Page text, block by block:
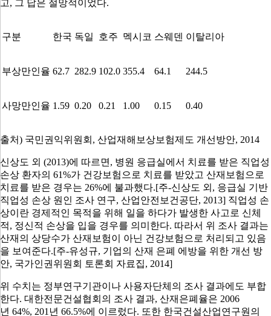
고, 그 답은 절망적이었다.
구분 한국 독일 호주 멕시코 스웨덴 이탈리아
부상만인율 62.7 282.9 102.0 355.4 64.1 244.5
사망만인율 1.59 0.20 0.21 1.00 0.15 0.40
출처) 국민권익위원회 , 산업재해보상보험제도 개선방안, 2014
신상도 외 (2013)에 따르면 , 병원 응급실에서 치료를 받은 직업성
손상 환자의 61%가 건강보험으로 치료를 받았고 산재보험으로
치료를 받은 경우는 26%에 불과했다.[주-신상도 외, 응급실 기반
직업성 손상 원인 조사 연구, 산업안전보건공단, 2013] 직업성 손
상이란 경제적인 목적을 위해 일을 하다가 발생한 사고로 신체
적, 정신적 손상을 입을 경우를 의미한다. 따라서 위 조사 결과는
산재의 상당수가 산재보험이 아닌 건강보험으로 처리되고 있음
을 보여준다.[주-유성규, 기업의 산재 은폐 에방을 위한 개선 방
안, 국가인권위원회 토론회 자료집, 2014]
위 수치는 정부연구기관이나 사용자단체의 조사 결과에도 부합
한다. 대한전문건설협회의 조사 결과, 산재은폐율은 2006
년 64%, 201 년 66.5%에 이르렀다. 또한 한국건설산업연구원의